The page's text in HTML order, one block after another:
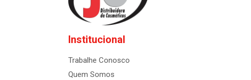
Institucional
Trabalhe Conosco
Quem Somos